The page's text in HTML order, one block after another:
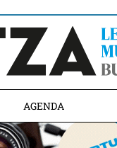
AGENDA